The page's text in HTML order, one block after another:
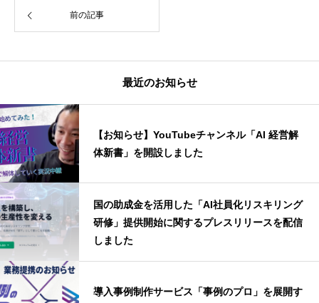
前の記事
最近のお知らせ
【お知らせ】YouTubeチャンネル「AI 経営解
体新書」を開設しました
国の助成金を活用した「AI社員化リスキリング
研修」提供開始に関するプレスリリースを配信
しました
導入事例制作サービス「事例のプロ」を展開す